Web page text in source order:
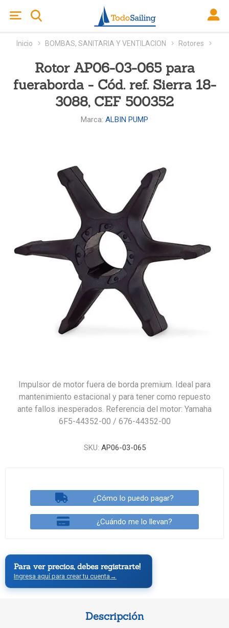
Inicio BOMBAS, SANITARIA Y VENTILACION Rotores
Rotor AP06-03-065 para
fueraborda - Cód. ref. Sierra 18-
3088, CEF 500352
Marca: ALBIN PUMP
Impulsor de motor fuera de borda premium. Ideal para
mantenimiento estacional y para tener como repuesto
ante fallos inesperados. Referencia del motor: Yamaha
6F5-44352-00 / 676-44352-00
SKU: AP06-03-065
¿Cómo lo puedo pagar?
¿Cuándo me lo llevan?
Para ver precios, debes registrarte!
Ingresa aquí para crear tu cuenta →
Descripción